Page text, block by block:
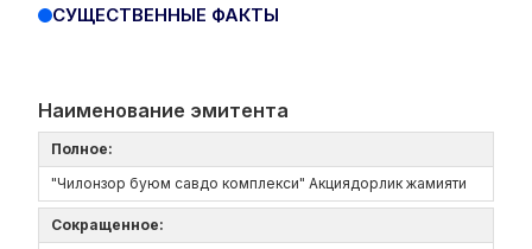
СУЩЕСТВЕННЫЕ ФАКТЫ
Наименование эмитента
Полное:
"Чилонзор буюм савдо комплекси" Акциядорлик жамияти
Сокращенное: